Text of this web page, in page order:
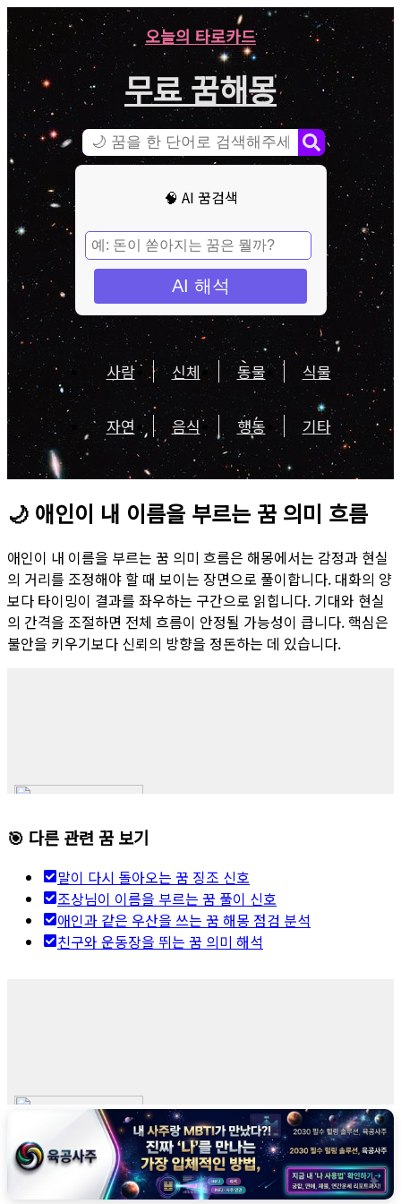
오늘의 타로카드
무료 꿈해몽
🧠 AI 꿈검색
AI 해석
사람 신체 동물 식물
자연 음식 행동 기타
🌙 애인이 내 이름을 부르는 꿈 의미 흐름
애인이 내 이름을 부르는 꿈 의미 흐름은 해몽에서는 감정과 현실
의 거리를 조정해야 할 때 보이는 장면으로 풀이합니다. 대화의 양
보다 타이밍이 결과를 좌우하는 구간으로 읽힙니다. 기대와 현실
의 간격을 조절하면 전체 흐름이 안정될 가능성이 큽니다. 핵심은
불안을 키우기보다 신뢰의 방향을 정돈하는 데 있습니다.
🎯 다른 관련 꿈 보기
말이 다시 돌아오는 꿈 징조 신호
조상님이 이름을 부르는 꿈 풀이 신호
애인과 같은 우산을 쓰는 꿈 해몽 점검 분석
친구와 운동장을 뛰는 꿈 의미 해석